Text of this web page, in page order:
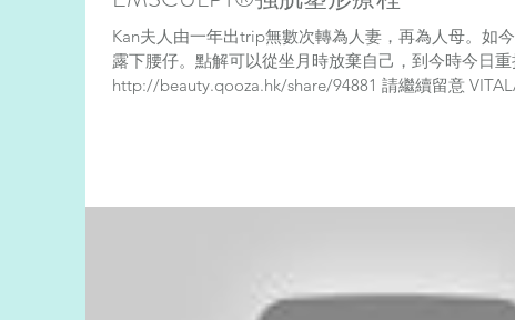
Kan夫人由一年出trip無數次轉為人妻，再為人母。如
露下腰仔。點解可以從坐月時放棄自己，到今時今日
http://beauty.qooza.hk/share/94881 請繼續留意